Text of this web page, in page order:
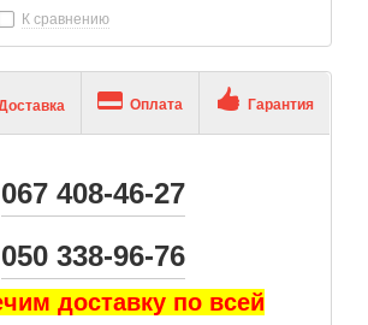
К сравнению
Оплата Гарантия
067 408-46-27
050 338-96-76
доставку по всей